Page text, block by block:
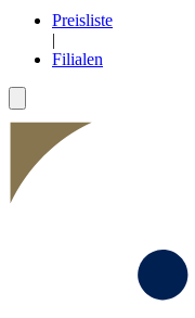
Preisliste
|
Filialen